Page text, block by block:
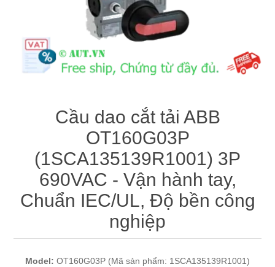
Máy tính công nghiệp
Động cơ servo 2 phase
Động cơ bước 2 phase
Chưa Phân Loại
Phụ Kiện Siemens
Cầu dao cắt tải ABB
OT160G03P
(1SCA135139R1001) 3P
690VAC - Vận hành tay,
Chuẩn IEC/UL, Độ bền công
nghiệp
Model: OT160G03P (Mã sản phẩm: 1SCA135139R1001)